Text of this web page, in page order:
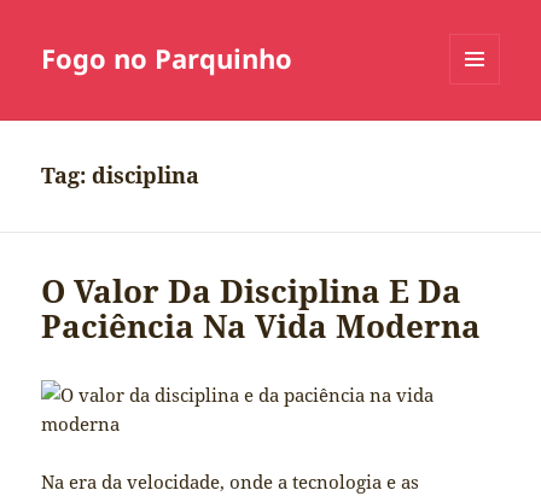
Fogo no Parquinho
Tag:disciplina
O Valor Da Disciplina E Da
Paciência Na Vida Moderna
Na era da velocidade, onde a tecnologia e as